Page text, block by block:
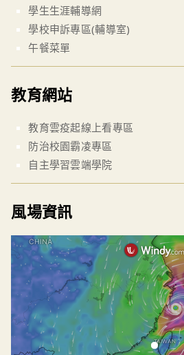
學生生涯輔導網
學校申訴專區(輔導室)
午餐菜單
教育網站
教育雲疫起線上看專區
防治校園霸凌專區
自主學習雲端學院
風場資訊